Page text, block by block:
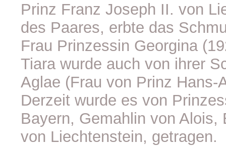
Prinz Franz Joseph II. von
des Paares, erbte das
Frau Prinzessin Georgina
Tiara wurde auch von ihrer
Aglae (Frau von Prinz Hans-
Derzeit wurde es von
Bayern, Gemahlin von Alois,
von Liechtenstein, getragen.